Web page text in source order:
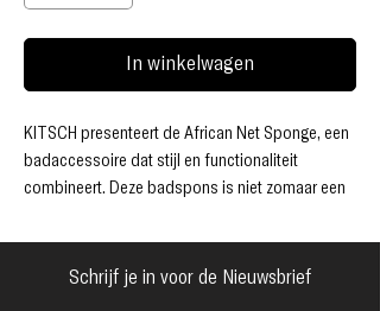
In winkelwagen
KITSCH presenteert de African Net Sponge, een
badaccessoire dat stijl en functionaliteit
combineert. Deze badspons is niet zomaar een
dagelijkse routine verrijkt. Het unieke ontwerp
zorgt voor een efficiënte en luxueuze
Schrijf je in voor de Nieuwsbrief